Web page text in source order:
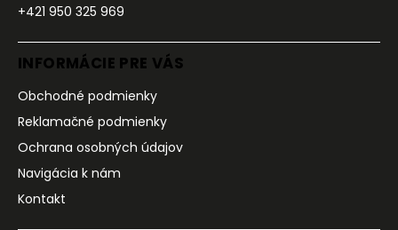
+421 950 325 969
INFORMÁCIE PRE VÁS
Obchodné podmienky
Reklamačné podmienky
Ochrana osobných údajov
Navigácia k nám
Kontakt